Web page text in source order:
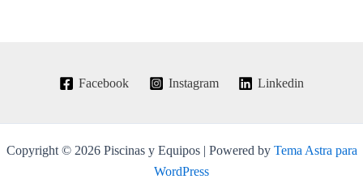
Facebook Instagram Linkedin
Copyright © 2026 Piscinas y Equipos | Powered by Tema Astra para
WordPress